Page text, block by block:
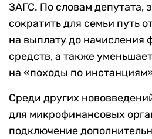
ЗАГС. По словам депутата,
сократить для семьи путь
на выплату до начисления
средств, а также
на «походы по
Среди других
для микрофинансовых
подключение